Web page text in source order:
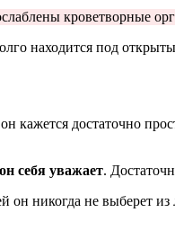
кроветворные
находится под
достаточно
себя уважает.
никогда не выберет